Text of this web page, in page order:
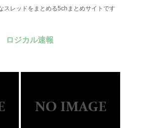
スレッドをまとめる5chまとめサイトです
ロジカル速報